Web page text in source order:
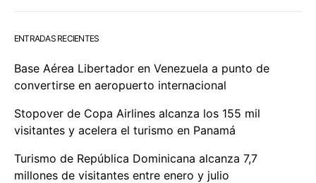
ENTRADAS RECIENTES
Base Aérea Libertador en Venezuela a punto de
convertirse en aeropuerto internacional
Stopover de Copa Airlines alcanza los 155 mil
visitantes y acelera el turismo en Panamá
Turismo de República Dominicana alcanza 7,7
millones de visitantes entre enero y julio